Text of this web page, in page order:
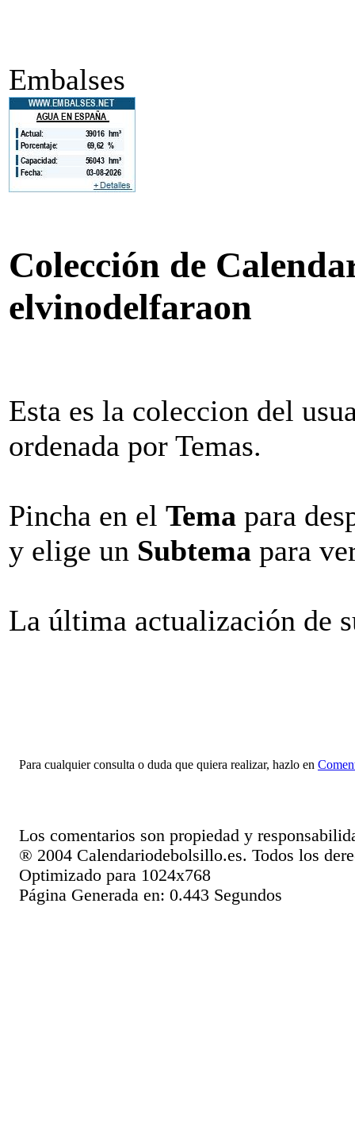
Embalses
Colección de
elvinodelfaraon
Esta es la coleccion del
ordenada por Temas.
Pincha en el Tema para
y elige un Subtema para
La última actualización de
Para cualquier consulta o duda que quiera realizar, hazlo en
Los comentarios son propiedad y
® 2004 Calendariodebolsillo.es. Todos los
Optimizado para 1024x768
Página Generada en: 0.443 Segundos